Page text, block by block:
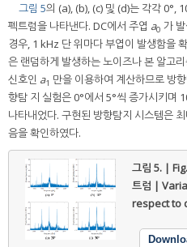
그림 5의 (a), (b), (c) 및 (d)는 각각 0°,
펙트럼을 나타낸다. DC에서 주엽 a0 가
경우, 1 kHz 단 위마다 부엽이 발생함을
은 랜덤하게 발생하는 노이즈나 본 알고
신호인 a1 만을 이용하여 계산하므로 방
향탐 지 실험은 0°에서 5°씩 증가시키며
나타내었다. 구현된 방향탐지 시스템은
음을 확인하였다.
그림 5. |
트럼 |
respect to